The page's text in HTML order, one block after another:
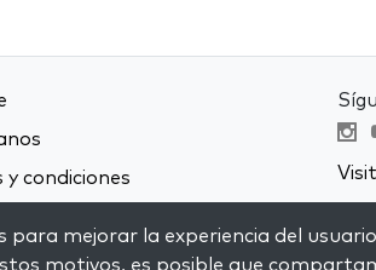
y condiciones
para mejorar la experiencia del
motivos, es posible que